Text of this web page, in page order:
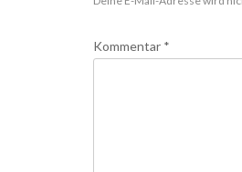
Kommentar *